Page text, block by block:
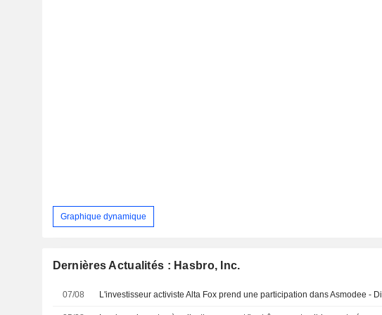
Graphique dynamique
Dernières Actualités : Hasbro, Inc.
07/08 L'investisseur activiste Alta Fox prend une participation dans Asmodee - Di